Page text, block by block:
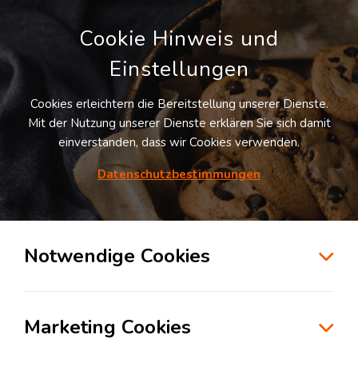
Suche
Kommissionierung in der Logistik:
Cookie Hinweis und
Einstellungen
Cookies erleichtern die Bereitstellung unserer Dienste.
Mit der Nutzung unserer Dienste erklären Sie sich damit
einverstanden, dass wir Cookies verwenden.
Datenschutzbestimmungen
Notwendige Cookies
Marketing Cookies